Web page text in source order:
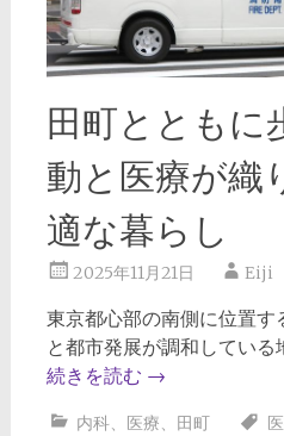
田町とともに
動と医療が織
適な暮らし
2025年11月21日 Eiji
東京都心部の南側に位置
と都市発展が調和している
続きを読む →
内科、 医療、 田町